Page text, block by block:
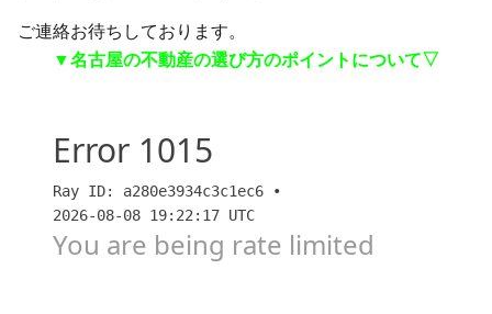
ご連絡お待ちしております。
▼名古屋の不動産の選び方のポイントについて▽
名古屋（地方都市）の不動産選びが難しい理由【スム
ハジメ】